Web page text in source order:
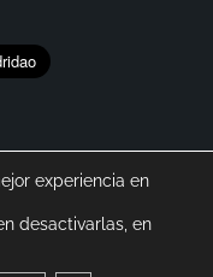
experiencia en
desactivarlas, en